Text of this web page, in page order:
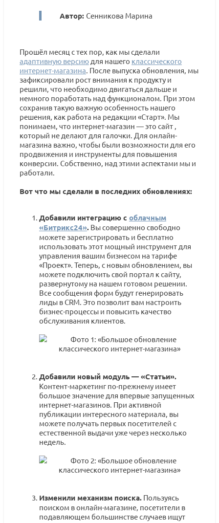
Автор: Сенникова Марина
Прошёл месяц с тех пор, как мы сделали
адаптивную версию для нашего классического
интернет-магазина. После выпуска обновления, мы
зафиксировали рост внимания к продукту и
решили, что необходимо двигаться дальше и
немного поработать над функционалом. При этом
сохранив такую важную особенность нашего
решения, как работа на редакции «Старт». Мы
понимаем, что интернет-магазин — это сайт ,
который не делают для галочки. Для онлайн-
магазина важно, чтобы были возможности для его
продвижения и инструменты для повышения
конверсии. Собственно, над этими аспектами мы и
работали.
Вот что мы сделали в последних обновлениях:
Добавили интеграцию с облачным
«Битрикс24». Вы совершенно свободно
можете зарегистрировать и бесплатно
использовать этот мощный инструмент для
управления вашим бизнесом на тарифе
«Проект». Теперь, с новым обновлением, вы
можете подключить свой портал к сайту,
развернутому на нашем готовом решении.
Все сообщения форм будут генерировать
лиды в CRM. Это позволит вам настроить
бизнес-процессы и повысить качество
обслуживания клиентов.
Добавили новый модуль — «Статьи».
Контент-маркетинг по-прежнему имеет
большое значение для впервые запущенных
интернет-магазинов. При активной
публикации интересного материала, вы
можете получать первых посетителей с
естественной выдачи уже через несколько
недель.
Изменили механизм поиска. Пользуясь
поиском в онлайн-магазине, посетители в
подавляющем большинстве случаев ищут